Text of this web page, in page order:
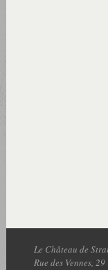
Le Château de
Rue des Vennes, 29